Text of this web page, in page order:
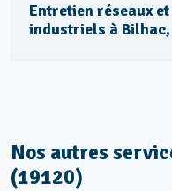
Entretien réseaux
industriels à
Nos autres
(19120)